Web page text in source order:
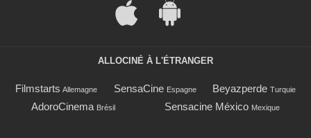
ALLOCINÉ À L'ÉTRANGER
Filmstarts Allemagne SensaCine Espagne Beyazperde Turquie
AdoroCinema Brésil Sensacine México Mexique